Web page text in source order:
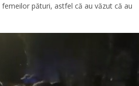
pături, astfel că au văzut că au